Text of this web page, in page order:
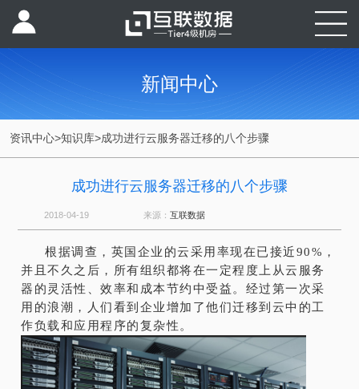
新闻中心
资讯中心>知识库>成功进行云服务器迁移的八个步骤
成功进行云服务器迁移的八个步骤
2018-04-19 来源： 互联数据
根据调查，英国企业的云采用率现在已接近90%，
并且不久之后，所有组织都将在一定程度上从云服务
器的灵活性、效率和成本节约中受益。经过第一次采
用的浪潮，人们看到企业增加了他们迁移到云中的工
作负载和应用程序的复杂性。